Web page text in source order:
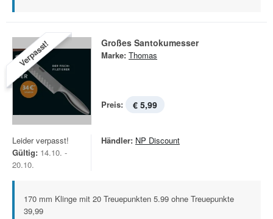
Verpasst! Großes Santokumesser
Marke: Thomas
Preis: € 5,99
Leider verpasst!
Gültig: 14.10. -
20.10.
Händler: NP Discount
170 mm Klinge mit 20 Treuepunkten 5.99 ohne Treuepunkte
39,99